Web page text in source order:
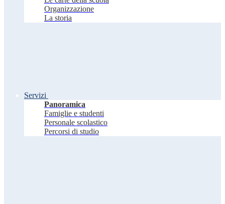
Organizzazione
La storia
Servizi
Panoramica
Famiglie e studenti
Personale scolastico
Percorsi di studio